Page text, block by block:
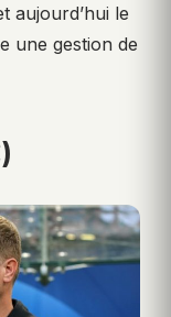
aujourd’hui le
une gestion de